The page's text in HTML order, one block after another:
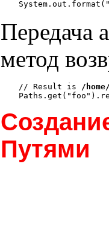
Передача
метод
// Result is /
Путями